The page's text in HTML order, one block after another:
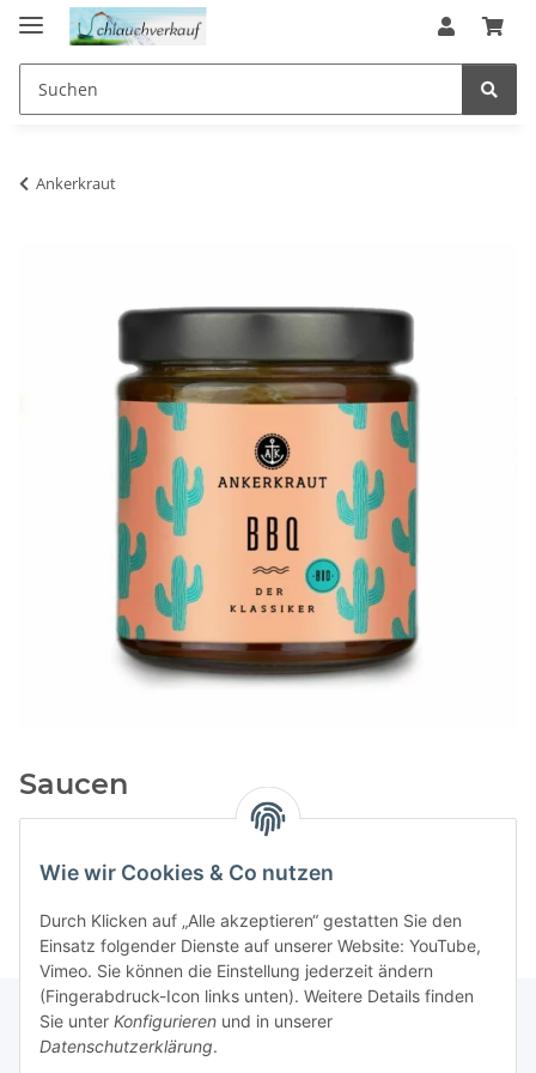
Wie wir Cookies & Co nutzen
Durch Klicken auf „Alle akzeptieren“ gestatten Sie den
Einsatz folgender Dienste auf unserer Website: YouTube,
Vimeo. Sie können die Einstellung jederzeit ändern
(Fingerabdruck-Icon links unten). Weitere Details finden
Sie unter Konfigurieren und in unserer
Datenschutzerklärung.
Ankerkraut
Saucen
Kategorien